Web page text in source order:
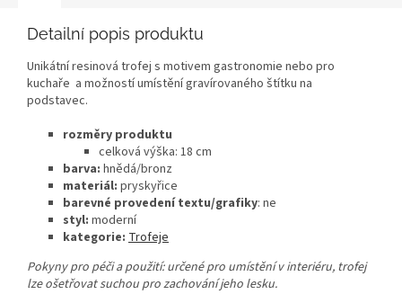
Detailní popis produktu
Unikátní resinová trofej s motivem gastronomie nebo pro
kuchaře a možností umístění gravírovaného štítku na
podstavec.
rozměry produktu
celková výška: 18 cm
barva: hnědá/bronz
materiál: pryskyřice
barevné provedení textu/grafiky: ne
styl: moderní
kategorie: Trofeje
Pokyny pro péči a použití: určené pro umístění v interiéru, trofej
lze ošetřovat suchou pro zachování jeho lesku.